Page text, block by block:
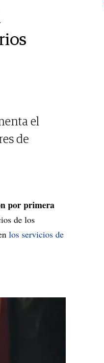
el
de
por primera
de los
los servicios de